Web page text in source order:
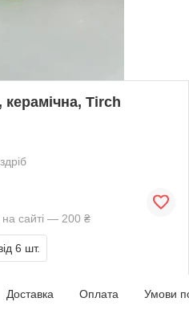
Tirch
сайті — 200 ₴
6 шт.
Доставка Оплата Умови